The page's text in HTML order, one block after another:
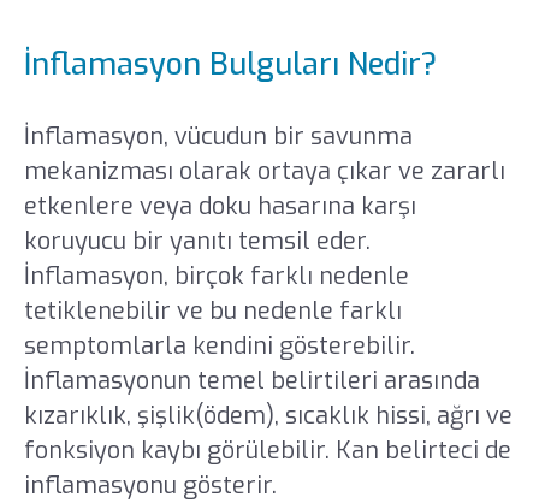
İnflamasyon Bulguları Nedir?
İnflamasyon, vücudun bir savunma
mekanizması olarak ortaya çıkar ve zararlı
etkenlere veya doku hasarına karşı
koruyucu bir yanıtı temsil eder.
İnflamasyon, birçok farklı nedenle
tetiklenebilir ve bu nedenle farklı
semptomlarla kendini gösterebilir.
İnflamasyonun temel belirtileri arasında
kızarıklık, şişlik(ödem), sıcaklık hissi, ağrı ve
fonksiyon kaybı görülebilir. Kan belirteci de
inflamasyonu gösterir.